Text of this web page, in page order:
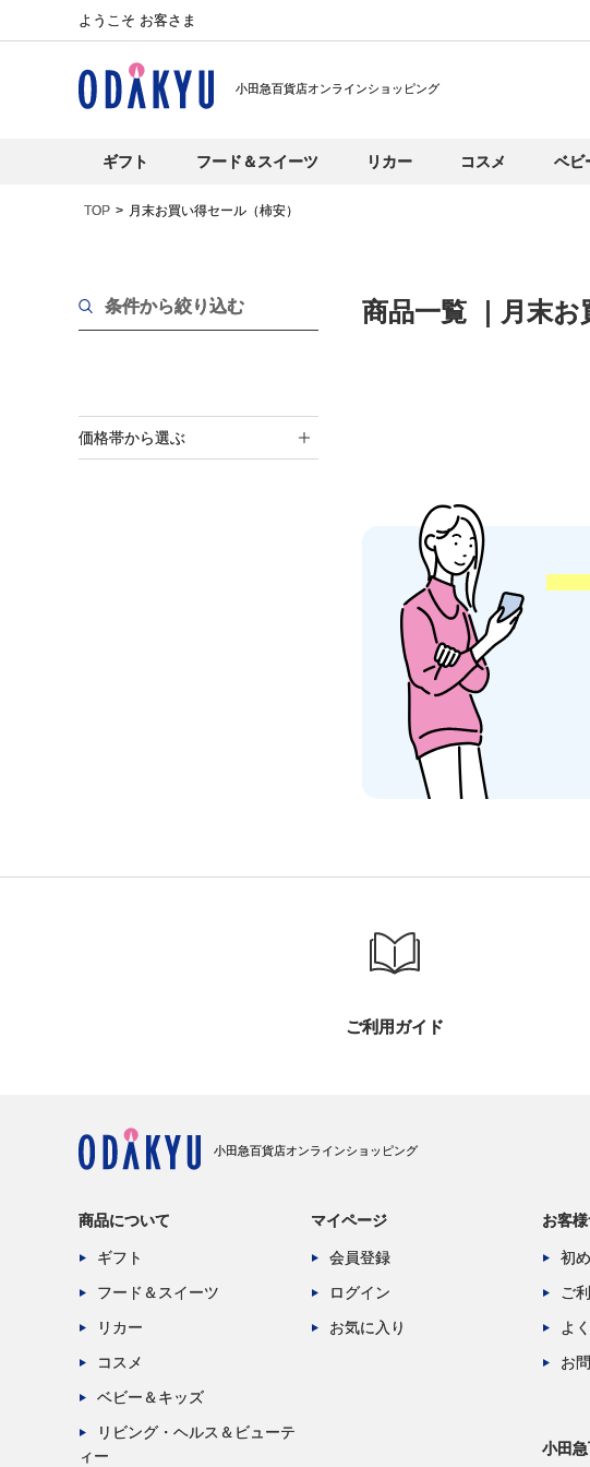
ようこそ お客さま
小田急百貨店オンラインショッピング
ギフト フード＆スイーツ リカー コスメ ベビ
TOP 月末お買い得セール（柿安）
条件から絞り込む
価格帯から選ぶ
商品一覧 ｜月末お
ご利用ガイド
小田急百貨店オンラインショッピング
商品について
ギフト
フード＆スイーツ
リカー
コスメ
ベビー＆キッズ
リビング・ヘルス＆ビューテ
ィー
マイページ
会員登録
ログイン
お気に入り
お客
初
ご
よ
お
小田